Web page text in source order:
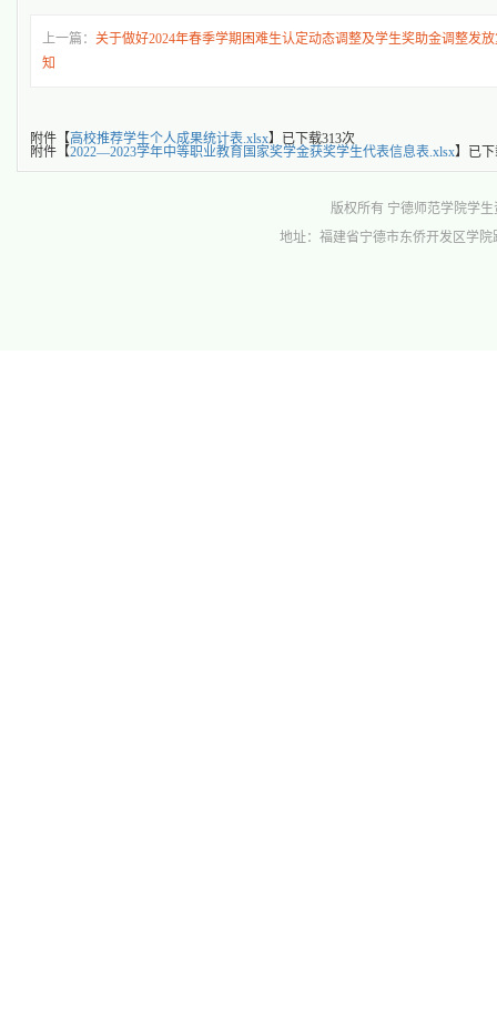
上一篇： 关于做好2024年春季学期困难生认定动态调整及学生奖助金调整发
知
附件【高校推荐学生个人成果统计表.xlsx】已下载313次
附件【2022—2023学年中等职业教育国家奖学金获奖学生代表信息表.xlsx】已
版权所有 宁德师范学院学生
地址：福建省宁德市东侨开发区学院